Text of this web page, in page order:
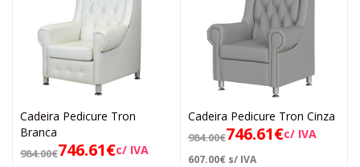
Cadeira Pedicure Tron
Branca
984.00€746.61€c/ IVA
Cadeira Pedicure Tron Cinza
984.00€746.61€c/ IVA
607.00€ s/ IVA